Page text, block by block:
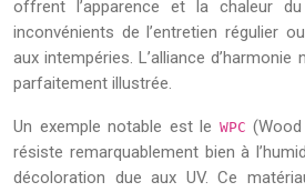
offrent l’apparence et la chaleur
inconvénients de l’entretien régulier
aux intempéries. L’alliance
parfaitement illustrée.
Un exemple notable est le WPC
résiste remarquablement bien à
décoloration due aux UV. Ce